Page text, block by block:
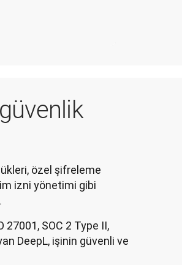
özel şifreleme
izni yönetimi gibi
27001, SOC 2 Type II,
DeepL, işinin güvenli ve